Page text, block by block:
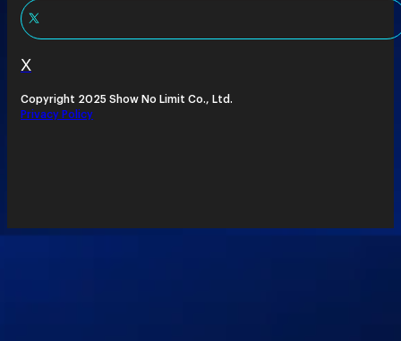
X
Copyright 2025 Show No Limit Co., Ltd.
Privacy Policy